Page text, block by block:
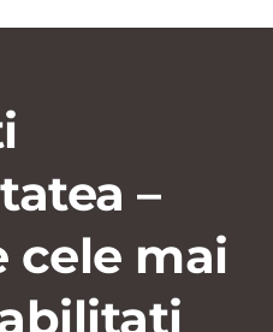
–
cele mai